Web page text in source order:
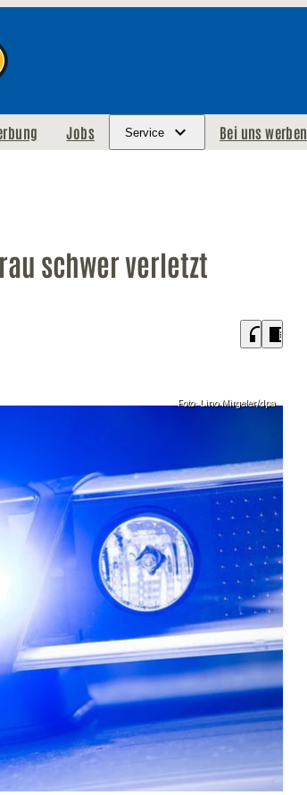
Jobs Service Bei uns werben
schwer verletzt
headphones chrome_reader_mode
Foto: Lino Mirgeler/dpa